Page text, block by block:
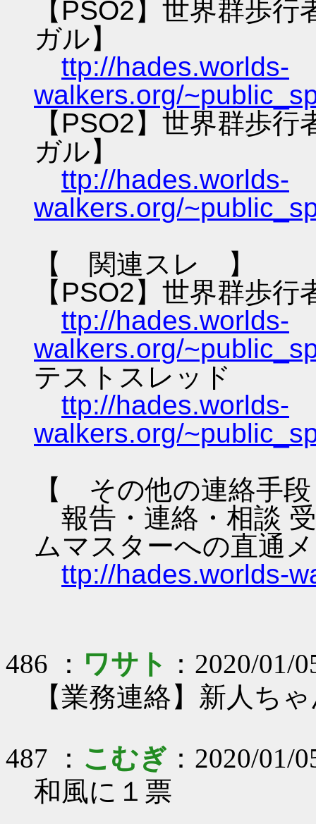
【PSO2】世界群歩
ガル】
ttp://hades.worlds-
walkers.org/
【PSO2】世界群歩
ガル】
ttp://hades.worlds-
walkers.org/
【 関連スレ 】
【PSO2】世界群歩
ttp://hades.worlds-
walkers.org/
テストスレッド
ttp://hades.worlds-
walkers.org/
【 その他の連絡手
報告・連絡・相談
ムマスターへの直通
ttp://hades.worlds-
486 ： ワサト ：2020/01/
【業務連絡】新人ち
487 ： こむぎ ：2020/01/
和風に１票